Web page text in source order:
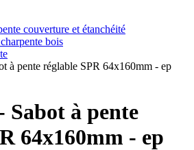
couverture et étanchéité
bois
à pente réglable SPR 64x160mm - ep
Sabot à pente
64x160mm - ep